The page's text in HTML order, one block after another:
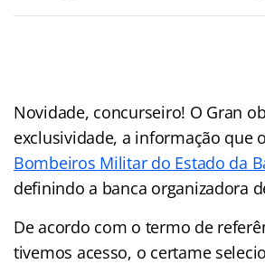
Novidade, concurseiro! O Gran
exclusividade, a informação que o
Bombeiros Militar do Estado da
definindo a banca organizadora
De acordo com o termo de
tivemos acesso, o certame